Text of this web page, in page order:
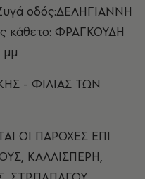
οδός:ΔΕΛΗΓΙΑΝΝΗ
κάθετο: ΦΡΑΓΚΟΥΔΗ
μμ
- ΦΙΛΙΑΣ ΤΩΝ
ΟΙ ΠΑΡΟΧΕΣ ΕΠΙ
ΚΑΛΛΙΣΠΕΡΗ,